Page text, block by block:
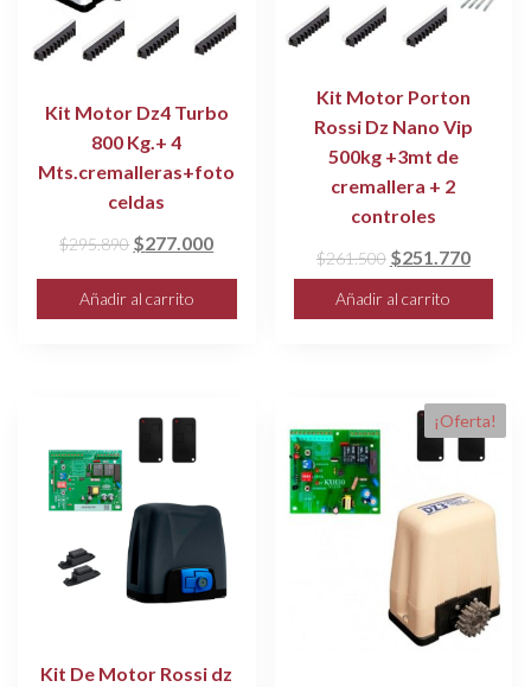
Kit Motor Dz4 Turbo
800 Kg.+ 4
Mts.cremalleras+foto
celdas
$295.890 El
original
$277.000El
Añadir al carrito
Kit Motor Porton
Rossi Dz Nano Vip
500kg +3mt de
cremallera + 2
controles
$261.500 El
precio
original
$251.770El
precio
actual
Añadir al carrito
Kit De Motor Rossi dz
¡Oferta!